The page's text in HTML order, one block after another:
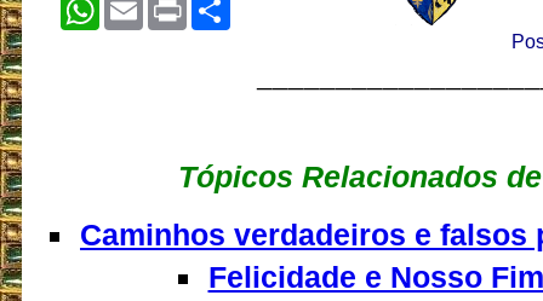
Tópicos Relacionados
Caminhos verdadeiros e falsos
Felicidade e Nosso